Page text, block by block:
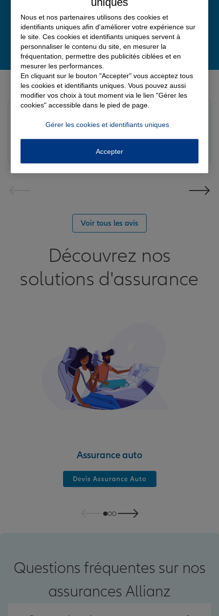
Derniers avis de nos agences Allianz
Le 06/08/2026 - Agence SOURDEVAL
Voir tous les avis
Découvrez nos
solutions d'assurance
Assurance auto
Devis Assurance Auto
Questions fréquentes sur nos
assurances Allianz
Nous et nos partenaires utilisons des cookies et
identifiants uniques afin d'améliorer votre expérience sur
le site. Ces cookies et identifiants uniques servent à
personnaliser le contenu du site, en mesurer la
fréquentation, permettre des publicités ciblées et en
mesurer les performances.
En cliquant sur le bouton "Accepter" vous acceptez tous
les cookies et identifiants uniques. Vous pouvez aussi
modifier vos choix à tout moment via le lien "Gérer les
cookies" accessible dans le pied de page.
Gérer les cookies et identifiants uniques
Accepter